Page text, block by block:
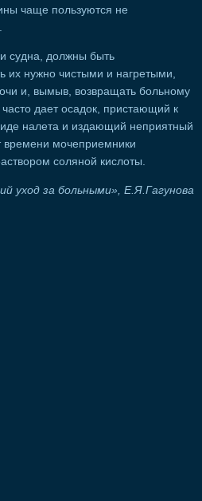
чаще пользуются не
судна, должны быть
их нужно чистыми и нагретыми,
и, вымыв, возвращать больному
дает осадок, пристающий к
налета и издающий неприятный
мочеприемники
соляной кислоты.
уход за больными», Е.Я.Гагунова